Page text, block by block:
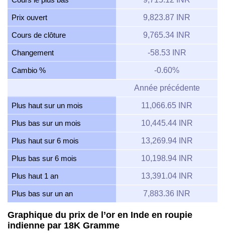
Prix ouvert 9,823.87 INR
Cours de clôture 9,765.34 INR
Changement -58.53 INR
Cambio % -0.60%
Année précédente
Plus haut sur un mois 11,066.65 INR
Plus bas sur un mois 10,445.44 INR
Plus haut sur 6 mois 13,269.94 INR
Plus bas sur 6 mois 10,198.94 INR
Plus haut 1 an 13,391.04 INR
Plus bas sur un an 7,883.36 INR
Graphique du prix de l’or en Inde en roupie
indienne par 18K Gramme